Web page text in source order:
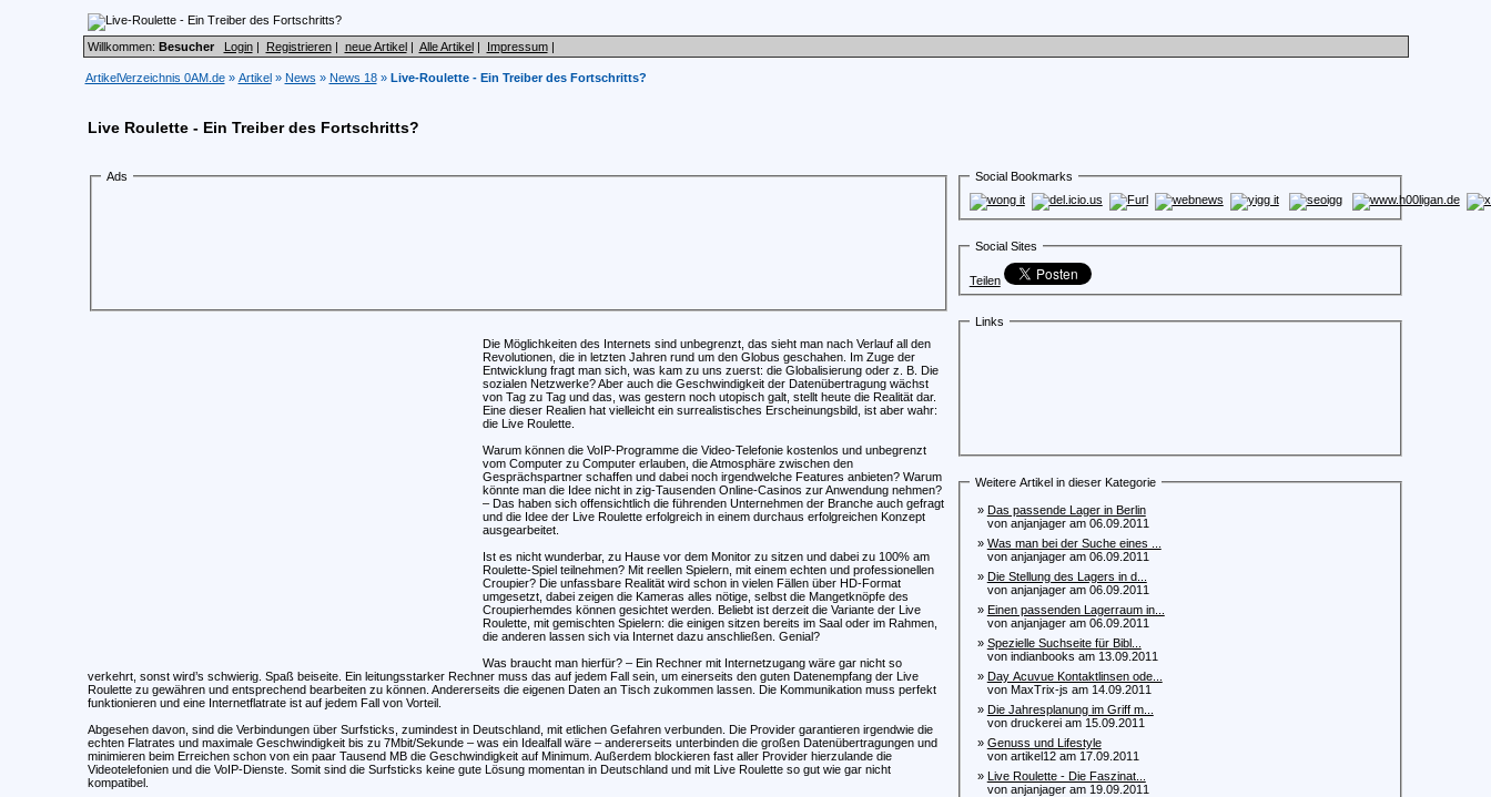
Willkommen: Besucher Login| Registrieren| neue Artikel| Alle Artikel| Impressum|
ArtikelVerzeichnis 0AM.de» Artikel» News » News 18» Live-Roulette - Ein Treiber des Fortschritts?
Live Roulette - Ein Treiber des Fortschritts?
Ads
Die Möglichkeiten des Internets sind unbegrenzt, das sieht man nach Verlauf all den
Revolutionen, die in letzten Jahren rund um den Globus geschahen. Im Zuge der
Entwicklung fragt man sich, was kam zu uns zuerst: die Globalisierung oder z. B. Die
sozialen Netzwerke? Aber auch die Geschwindigkeit der Datenübertragung wächst
von Tag zu Tag und das, was gestern noch utopisch galt, stellt heute die Realität dar.
Eine dieser Realien hat vielleicht ein surrealistisches Erscheinungsbild, ist aber wahr:
die Live Roulette.
Warum können die VoIP-Programme die Video-Telefonie kostenlos und unbegrenzt
vom Computer zu Computer erlauben, die Atmosphäre zwischen den
Gesprächspartner schaffen und dabei noch irgendwelche Features anbieten? Warum
könnte man die Idee nicht in zig-Tausenden Online-Casinos zur Anwendung nehmen?
– Das haben sich offensichtlich die führenden Unternehmen der Branche auch gefragt
und die Idee der Live Roulette erfolgreich in einem durchaus erfolgreichen Konzept
ausgearbeitet.
Ist es nicht wunderbar, zu Hause vor dem Monitor zu sitzen und dabei zu 100% am
Roulette-Spiel teilnehmen? Mit reellen Spielern, mit einem echten und professionellen
Croupier? Die unfassbare Realität wird schon in vielen Fällen über HD-Format
umgesetzt, dabei zeigen die Kameras alles nötige, selbst die Mangetknöpfe des
Croupierhemdes können gesichtet werden. Beliebt ist derzeit die Variante der Live
Roulette, mit gemischten Spielern: die einigen sitzen bereits im Saal oder im Rahmen,
die anderen lassen sich via Internet dazu anschließen. Genial?
Was braucht man hierfür? – Ein Rechner mit Internetzugang wäre gar nicht so
verkehrt, sonst wird’s schwierig. Spaß beiseite. Ein leitungsstarker Rechner muss das auf jedem Fall sein, um einerseits den guten Datenempfang der Live
Roulette zu gewähren und entsprechend bearbeiten zu können. Andererseits die eigenen Daten an Tisch zukommen lassen. Die Kommunikation muss perfekt
funktionieren und eine Internetflatrate ist auf jedem Fall von Vorteil.
Abgesehen davon, sind die Verbindungen über Surfsticks, zumindest in Deutschland, mit etlichen Gefahren verbunden. Die Provider garantieren irgendwie die
echten Flatrates und maximale Geschwindigkeit bis zu 7Mbit/Sekunde – was ein Idealfall wäre – andererseits unterbinden die großen Datenübertragungen und
minimieren beim Erreichen schon von ein paar Tausend MB die Geschwindigkeit auf Minimum. Außerdem blockieren fast aller Provider hierzulande die
Videotelefonien und die VoIP-Dienste. Somit sind die Surfsticks keine gute Lösung momentan in Deutschland und mit Live Roulette so gut wie gar nicht
kompatibel.
Social Bookmarks
Social Sites
Teilen
Links
Weitere Artikel in dieser Kategorie
» Das passende Lager in Berlin
von anjanjager am 06.09.2011
» Was man bei der Suche eines ...
von anjanjager am 06.09.2011
» Die Stellung des Lagers in d...
von anjanjager am 06.09.2011
» Einen passenden Lagerraum in...
von anjanjager am 06.09.2011
» Spezielle Suchseite für Bibl...
von indianbooks am 13.09.2011
» Day Acuvue Kontaktlinsen ode...
von MaxTrix-js am 14.09.2011
» Die Jahresplanung im Griff m...
von druckerei am 15.09.2011
» Genuss und Lifestyle
von artikel12 am 17.09.2011
» Live Roulette - Die Faszinat...
von anjanjager am 19.09.2011